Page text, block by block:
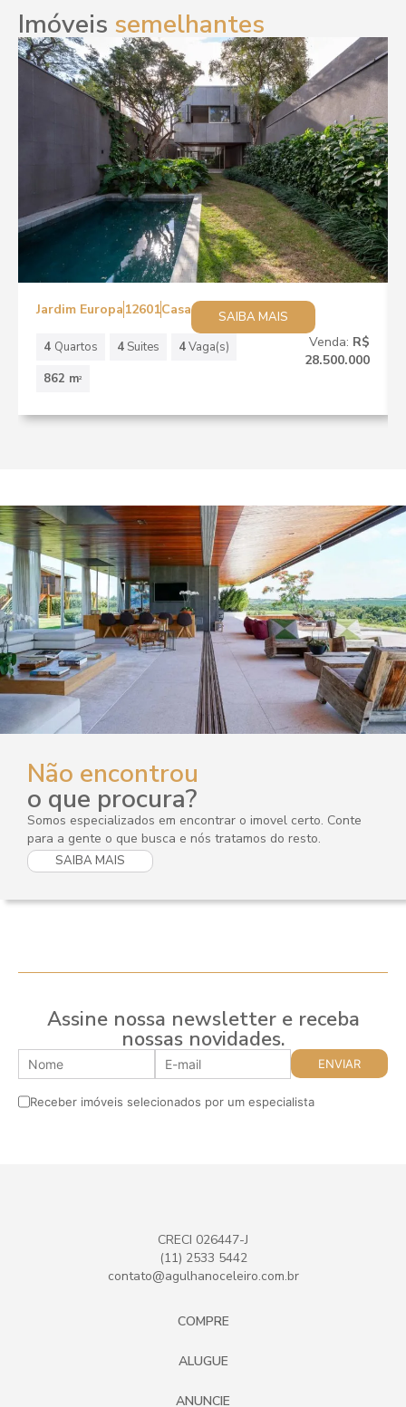
Imóveis semelhantes
Jardim Europa 12601Casa
SAIBA MAIS
4 Quartos 4 Suites 4Vaga(s)
862 m2
Venda: R$
28.500.000
Não encontrou
o que procura?
Somos especializados em encontrar o imovel certo. Conte
para a gente o que busca e nós tratamos do resto.
SAIBA MAIS
Assine nossa newsletter e receba
nossas novidades.
Receber imóveis selecionados por um especialista
CRECI 026447-J
(11) 2533 5442
contato@agulhanoceleiro.com.br
COMPRE
ALUGUE
ANUNCIE